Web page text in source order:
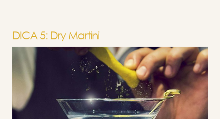
DICA 5: Dry Martini